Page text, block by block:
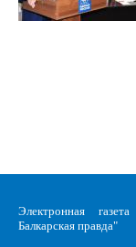
Электронная
Балкарская правда"